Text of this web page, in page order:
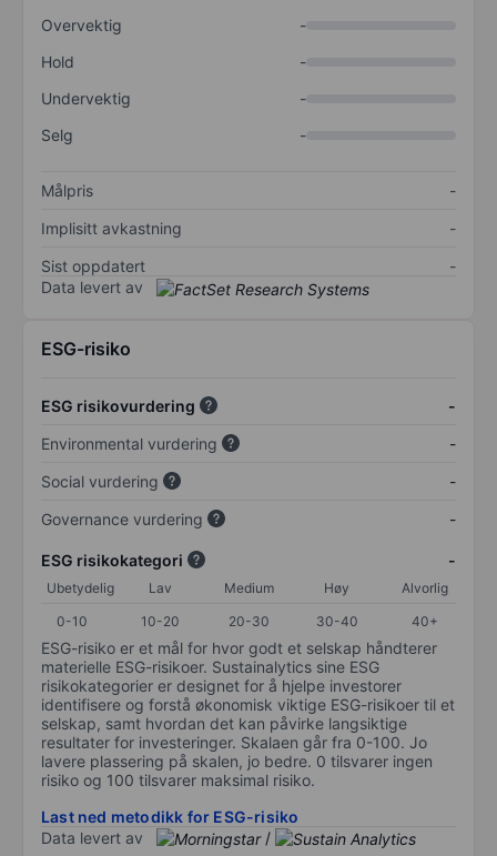
Overvektig
-
Hold
-
Undervektig
-
Selg
-
Målpris
-
Implisitt avkastning
-
Sist oppdatert
-
Data levert av
ESG-risiko
ESG risikovurdering
-
Environmental vurdering
-
Social vurdering
-
Governance vurdering
-
ESG risikokategori -
Ubetydelig Lav Medium Høy
Alvorlig
0-10
10-20 20-30 30-40 40+
ESG-risiko er et mål for hvor godt et selskap håndterer
materielle ESG-risikoer. Sustainalytics sine ESG
risikokategorier er designet for å hjelpe investorer
identifisere og forstå økonomisk viktige ESG-risikoer til et
selskap, samt hvordan det kan påvirke langsiktige
resultater for investeringer. Skalaen går fra 0-100. Jo
lavere plassering på skalen, jo bedre. 0 tilsvarer ingen
risiko og 100 tilsvarer maksimal risiko.
Last ned metodikk for ESG-risiko
Data levert av
/